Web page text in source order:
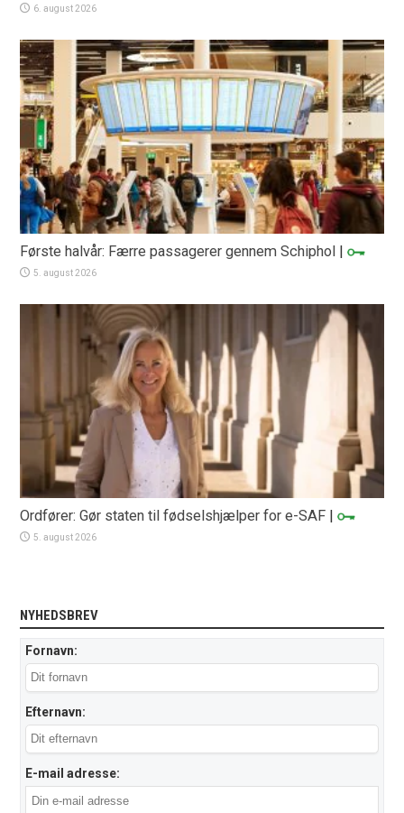
6. august 2026
Første halvår: Færre passagerer gennem Schiphol |
5. august 2026
Ordfører: Gør staten til fødselshjælper for e-SAF |
5. august 2026
NYHEDSBREV
Fornavn:
Efternavn:
E-mail adresse: